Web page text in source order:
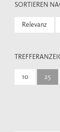
SORTIEREN
Relevanz
10 25